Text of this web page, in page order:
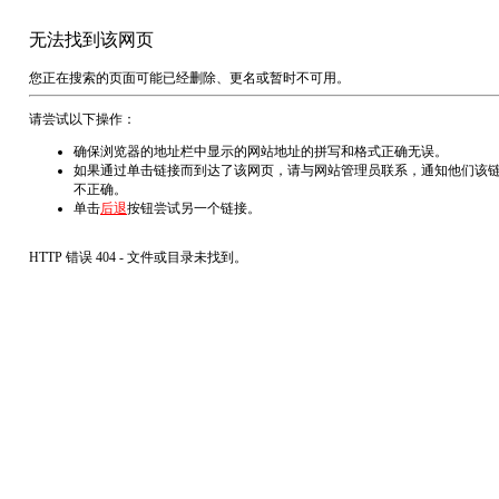
无法找到该网页
您正在搜索的页面可能已经删除、更名或暂时不可用。
请尝试以下操作：
确保浏览器的地址栏中显示的网站地址的拼写和格式正确无误。
如果通过单击链接而到达了该网页，请与网站管理员联系，通知他们该
不正确。
单击后退按钮尝试另一个链接。
HTTP 错误 404 - 文件或目录未找到。